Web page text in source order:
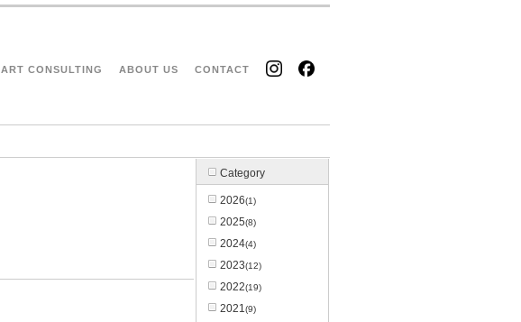
ART CONSULTING ABOUT US CONTACT
Category
2026(1)
2025(8)
2024(4)
2023(12)
2022(19)
2021(9)